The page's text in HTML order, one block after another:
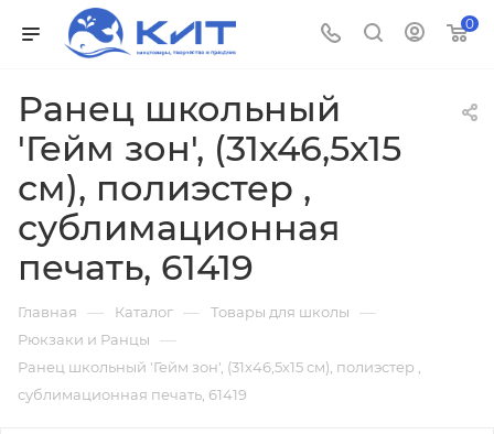
0
Ранец школьный
'Гейм зон', (31х46,5х15
см), полиэстер ,
сублимационная
печать, 61419
Главная — Каталог — Товары для школы —
Рюкзаки и Ранцы —
Ранец школьный 'Гейм зон', (31х46,5х15 см), полиэстер ,
сублимационная печать, 61419